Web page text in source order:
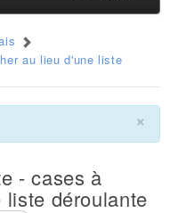
au lieu d'une liste
×
- cases à
déroulante